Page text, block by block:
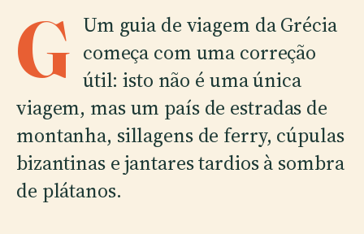
G Um guia de viagem da Grécia
começa com uma correção
útil: isto não é uma única
viagem, mas um país de estradas de
montanha, sillagens de ferry, cúpulas
bizantinas e jantares tardios à sombra
de plátanos.